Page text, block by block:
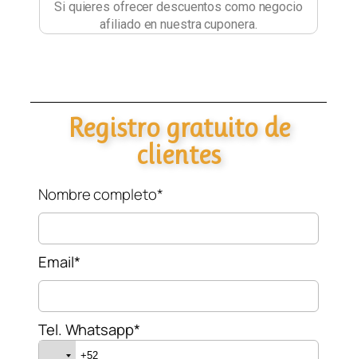
Si quieres ofrecer descuentos como negocio
afiliado en nuestra cuponera.
Registro gratuito de
clientes
Nombre completo*
Email*
Tel. Whatsapp*